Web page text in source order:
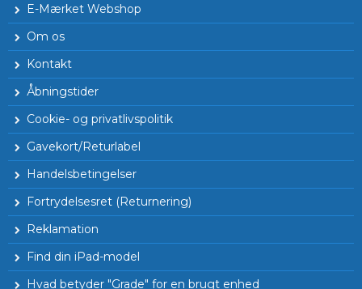
E-Mærket Webshop
Om os
Kontakt
Åbningstider
Cookie- og privatlivspolitik
Gavekort/Returlabel
Handelsbetingelser
Fortrydelsesret (Returnering)
Reklamation
Find din iPad-model
Hvad betyder "Grade" for en brugt enhed